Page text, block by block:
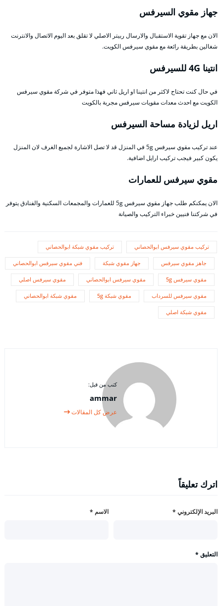
جهاز مقوي السيرفس
الان مع جهاز تقوية الاستقبال والارسال ربيتر الاصلي لا تقلق بعد اليوم الاتصال والانترنت
شغالين بطريقة رائعة مع مقوي سيرفس الكويت.
انتينا 4G للسيرفس
في حال كنت تحتاح لاكثر من انتينا او اريل ثاني فهذا متوفر في شركة مقوي سيرفس
الكويت مع احدث معدات مقويات سيرفس مجربة بالكويت
اريل لزيادة مساحة السيرفس
عند تركيب مقوي سيرفس 5g في المنزل قد لا تصل الاشارة لجميع الغرف لان المنزل
يكون كبير فيجب تركيب ارايل اضافية.
مقوي سيرفس للعمارات
الان يمكنكم طلب جهاز مقوي سيرفس 5g للعمارات والمجمعات السكنية والفنادق يتوفر
في شركتنا فنيين خبراء التركيب والصيانة
تركيب مقوي سيرفس ابوالحصاني تركيب مقوي شبكة ابوالحصاني
جاهز مقوي سيرفس جهاز مقوي شبكة فني مقوي سيرفس ابوالحصاني
مقوي سيرفس 5g مقوي سيرفس ابوالحصاني مقوي سيرفس اصلي
مقوي سيرفس للسرداب مقوي شبكة 5g مقوي شبكة ابوالحصاني
مقوي شبكة اصلي
كتب من قبل:
ammar
عرض كل المقالات
اترك تعليقاً
الاسم * البريد الإلكتروني *
التعليق *